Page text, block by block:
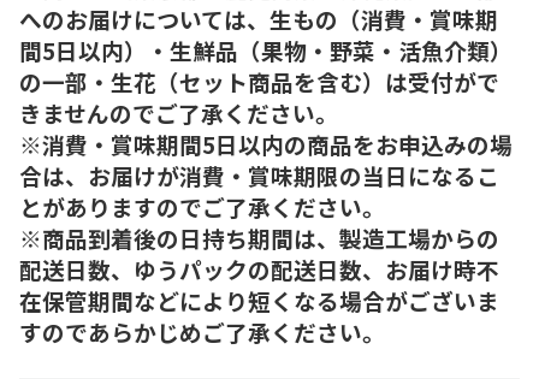
へのお届けについては、生もの（消費・賞味期
間5日以内）・生鮮品（果物・野菜・活魚介類）
の一部・生花（セット商品を含む）は受付がで
きませんのでご了承ください。
※消費・賞味期間5日以内の商品をお申込みの場
合は、お届けが消費・賞味期限の当日になるこ
とがありますのでご了承ください。
※商品到着後の日持ち期間は、製造工場からの
配送日数、ゆうパックの配送日数、お届け時不
在保管期間などにより短くなる場合がございま
すのであらかじめご了承ください。